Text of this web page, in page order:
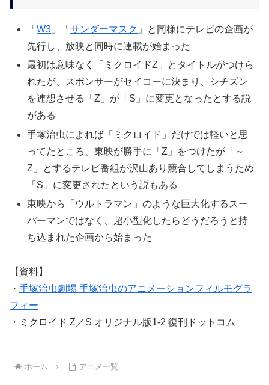
「W3 」「サンダーマスク 」と同様にテレビの企画が
先行し、放映と同時に連載が始まった
最初は意味なく「ミクロイドZ」とタイトルがつけら
れたが、スポンサーがセイコーに決まり、シチズン
を連想させる「Z」が「S」に変更となったとする説
がある
手塚治虫によれば「ミクロイド」だけでは軽いと思
ってたところ、東映が勝手に「Z」をつけたが「～
Z」とするテレビ番組が沢山あり競合してしまうため
「S」に変更されたという説もある
東映から「ウルトラマン」のような巨大化するスー
パーマンではなく、超小型化したらどうだろうと持
ち込まれた企画から始まった
【資料】
・ 手塚治虫劇場 手塚治虫のアニメーションフィルモグラ
フィー
・ミクロイド Z／S オリジナル版1-2 復刊ドットコム
ホーム アニメ一覧